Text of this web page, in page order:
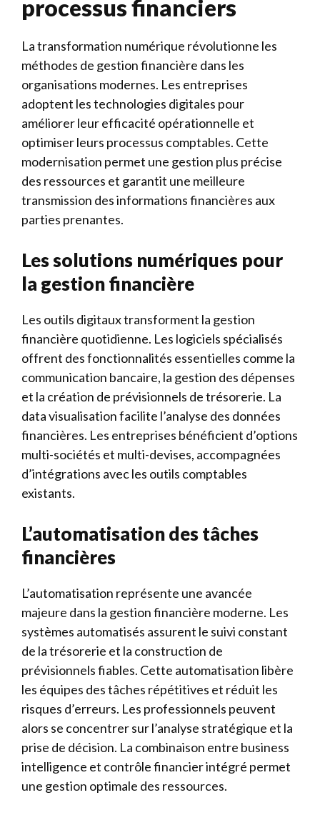
processus financiers
La transformation numérique révolutionne les
méthodes de gestion financière dans les
organisations modernes. Les entreprises
adoptent les technologies digitales pour
améliorer leur efficacité opérationnelle et
optimiser leurs processus comptables. Cette
modernisation permet une gestion plus précise
des ressources et garantit une meilleure
transmission des informations financières aux
parties prenantes.
Les solutions numériques pour
la gestion financière
Les outils digitaux transforment la gestion
financière quotidienne. Les logiciels spécialisés
offrent des fonctionnalités essentielles comme la
communication bancaire, la gestion des dépenses
et la création de prévisionnels de trésorerie. La
data visualisation facilite l’analyse des données
financières. Les entreprises bénéficient d’options
multi-sociétés et multi-devises, accompagnées
d’intégrations avec les outils comptables
existants.
L’automatisation des tâches
financières
L’automatisation représente une avancée
majeure dans la gestion financière moderne. Les
systèmes automatisés assurent le suivi constant
de la trésorerie et la construction de
prévisionnels fiables. Cette automatisation libère
les équipes des tâches répétitives et réduit les
risques d’erreurs. Les professionnels peuvent
alors se concentrer sur l’analyse stratégique et la
prise de décision. La combinaison entre business
intelligence et contrôle financier intégré permet
une gestion optimale des ressources.